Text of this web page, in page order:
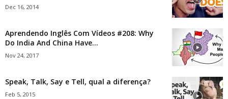
Dec 16, 2014
Aprendendo Inglês Com Vídeos #208: Why
Do India And China Have...
Nov 24, 2017
Speak, Talk, Say e Tell, qual a diferença?
Feb 5, 2015